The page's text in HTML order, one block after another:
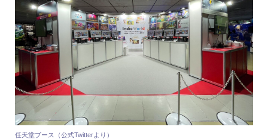
任天堂ブース（公式Twitterより）